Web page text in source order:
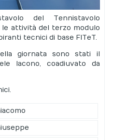
del Tennistavolo
attività del terzo modulo
tecnici di base FITeT.
giornata sono stati il
Iacono, coadiuvato da